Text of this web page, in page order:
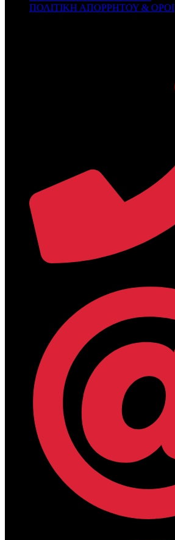
ΠΟΛΙΤΙΚΗ ΑΠΟΡΡΗΤΟΥ & ΟΡΟΙ